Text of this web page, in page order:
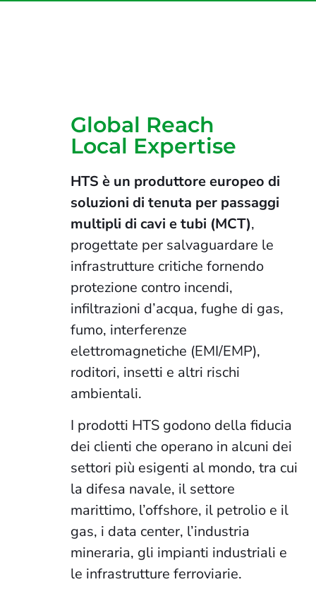
Global Reach
Local Expertise
HTS è un produttore europeo di
soluzioni di tenuta per passaggi
multipli di cavi e tubi (MCT),
progettate per salvaguardare le
infrastrutture critiche fornendo
protezione contro incendi,
infiltrazioni d’acqua, fughe di gas,
fumo, interferenze
elettromagnetiche (EMI/EMP),
roditori, insetti e altri rischi
ambientali.
I prodotti HTS godono della fiducia
dei clienti che operano in alcuni dei
settori più esigenti al mondo, tra cui
la difesa navale, il settore
marittimo, l’offshore, il petrolio e il
gas, i data center, l’industria
mineraria, gli impianti industriali e
le infrastrutture ferroviarie.